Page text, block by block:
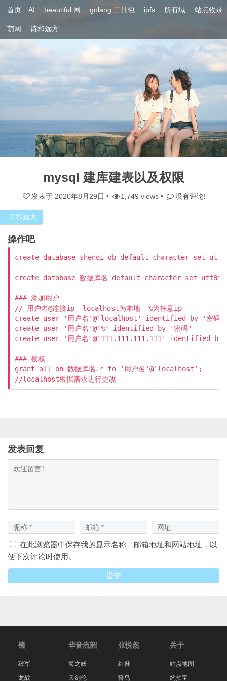
首页 AI beautiful 网 golang 工具包 ipfs 所有域 站点收录
萌网 诗和远方
mysql 建库建表以及权限
发表于 2020年8月29日 • 1,749 views • 没有评论!
诗和远方
操作吧
create database shenqi_db default character set
create database 数据库名 default character set
### 添加用户
// 用户名@连接ip  localhost为本地  %为任意ip
create user '用户名'@'localhost' identified by '密码'
create user '用户名'@'%' identified by '密码'
create user '用户名'@'111.111.111.111' identified by
### 授权
grant all on 数据库名.* to '用户名'@'localhost';
发表回复
在此浏览器中保存我的显示名称、邮箱地址和网站地址，以
便下次评论时使用。
镜
破军
龙战
华音流韶
海之妖
天剑伦
张悦然
红鞋
誓鸟
关于
站点地图
约拍宝